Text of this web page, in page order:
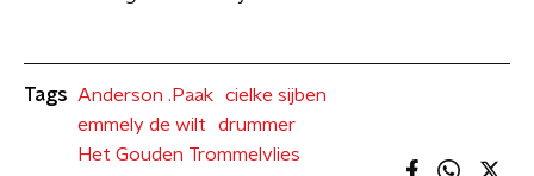
Tags Anderson .Paak
cielke sijben
emmely de wilt
drummer
Het Gouden Trommelvlies